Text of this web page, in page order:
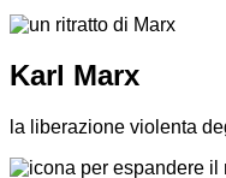
Karl Marx
la liberazione violenta